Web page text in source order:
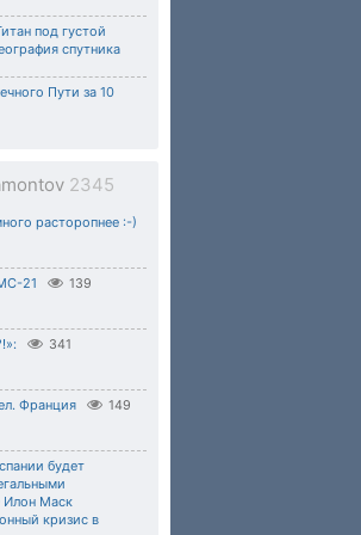
под густой
спутника
Пути за 10
2345
расторопнее :-)
21 139
341
Франция 149
будет
Маск
кризис в